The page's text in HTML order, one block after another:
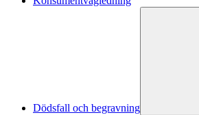
Dödsfall och begravning